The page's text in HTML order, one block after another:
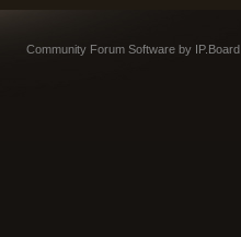
Community Forum Software by IP.Board